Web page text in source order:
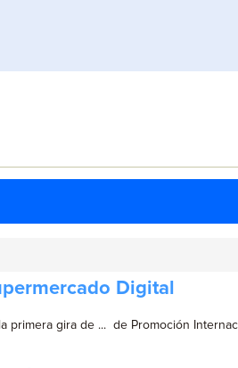
Digital
primera gira de ... de Promoción